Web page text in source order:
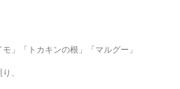
」「トカキンの根」「マルグー」
、